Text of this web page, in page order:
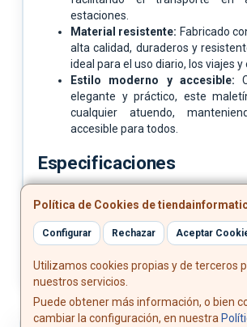
estaciones.
Material resistente: Fabricado
alta calidad, duraderos y
ideal para el uso diario, los viajes y
Estilo moderno y accesible:
elegante y práctico, este
cualquier atuendo,
accesible para todos.
Especificaciones
Material del maletín:Poliéster
Color:Gris
Contenido del paquete:1 x
Política de Cookies de
Configurar Rechazar Aceptar
Utilizamos cookies propias y de terceros
nuestros servicios.
Puede obtener más información, o bien
cambiar la configuración, en nuestra